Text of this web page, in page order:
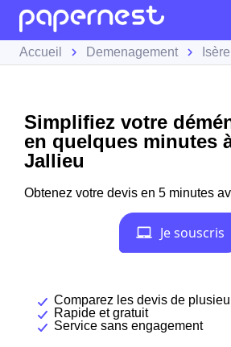
Accueil Demenagement Isère